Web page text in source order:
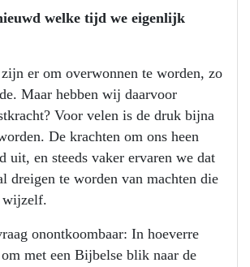
welke tijd we eigenlijk
er om overwonnen te worden, zo
Maar hebben wij daarvoor
Voor velen is de druk bijna
De krachten om ons heen
uit, en steeds vaker ervaren we dat
dreigen te worden van machten die
wijzelf.
onontkoombaar: In hoeverre
met een Bijbelse blik naar de